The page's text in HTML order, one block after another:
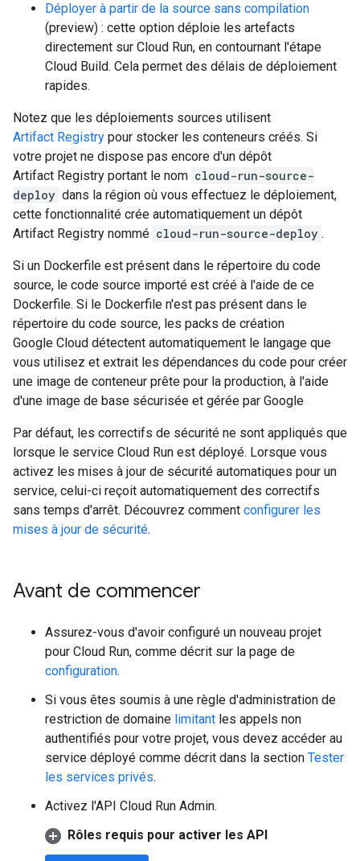
Déployer à partir de la source sans compilation
(preview) : cette option déploie les artefacts
directement sur Cloud Run, en contournant l'étape
Cloud Build. Cela permet des délais de déploiement
rapides.
Notez que les déploiements sources utilisent
Artifact Registry pour stocker les conteneurs créés. Si
votre projet ne dispose pas encore d'un dépôt
Artifact Registry portant le nom cloud-run-source-
deploy dans la région où vous effectuez le déploiement,
cette fonctionnalité crée automatiquement un dépôt
Artifact Registry nommé cloud-run-source-deploy .
Si un Dockerfile est présent dans le répertoire du code
source, le code source importé est créé à l'aide de ce
Dockerfile. Si le Dockerfile n'est pas présent dans le
répertoire du code source, les packs de création
Google Cloud détectent automatiquement le langage que
vous utilisez et extrait les dépendances du code pour créer
une image de conteneur prête pour la production, à l'aide
d'une image de base sécurisée et gérée par Google
Par défaut, les correctifs de sécurité ne sont appliqués que
lorsque le service Cloud Run est déployé. Lorsque vous
activez les mises à jour de sécurité automatiques pour un
service, celui-ci reçoit automatiquement des correctifs
sans temps d'arrêt. Découvrez comment configurer les
mises à jour de sécurité.
Avant de commencer
Assurez-vous d'avoir configuré un nouveau projet
pour Cloud Run, comme décrit sur la page de
configuration.
Si vous êtes soumis à une règle d'administration de
restriction de domaine limitant les appels non
authentifiés pour votre projet, vous devez accéder au
service déployé comme décrit dans la section Tester
les services privés.
Activez l'API Cloud Run Admin.
Rôles requis pour activer les API